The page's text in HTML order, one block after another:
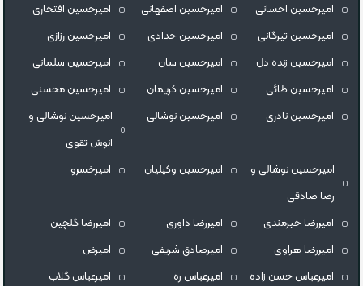
امیرحسین احسانی
امیرحسین اصفهانی
امیرحسین افتخاری
امیرحسین تیرگانی
امیرحسین حدادی
امیرحسین رزازی
امیرحسین زنده دل
امیرحسین سان
امیرحسین سلمانی
امیرحسین طائی
امیرحسین کریمان
امیرحسین محسنی
امیرحسین نادری
امیرحسین نوشالی
امیرحسین نوشالی و
انوش تقوی
امیرحسین نوشالی و
رضا صادقی
امیرحسین وکیلیان امیرخسرو
امیررضا خیرمندی امیررضا داوری
امیررضا گلچین
امیررضا هراوی
امیرصادق شریفی
امیرض
امیرعباس حسن زاده
امیرعباس ره
امیرعباس گلاب